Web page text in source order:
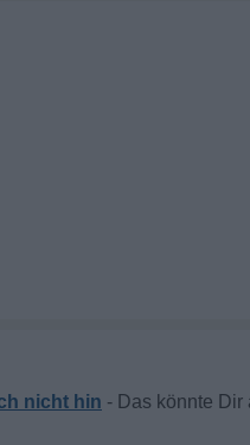
nicht hin